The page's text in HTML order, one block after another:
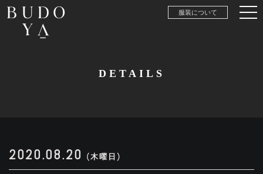
服装について
DETAILS
2020.08.20 (木曜日)